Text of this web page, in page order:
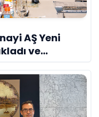
AŞ Yeni
ve
Vizyon